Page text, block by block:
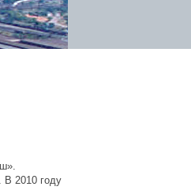
В 2010 году